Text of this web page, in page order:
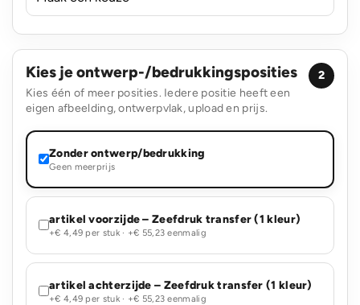
Kies je ontwerp-/bedrukkingsposities
Kies één of meer posities. Iedere positie heeft een
eigen afbeelding, ontwerpvlak, upload en prijs.
2
Zonder ontwerp/bedrukking
Geen meerprijs
artikel voorzijde – Zeefdruk transfer (1 kleur)
+€ 4,49 per stuk · +€ 55,23 eenmalig
artikel achterzijde – Zeefdruk transfer (1 kleur)
+€ 4,49 per stuk · +€ 55,23 eenmalig